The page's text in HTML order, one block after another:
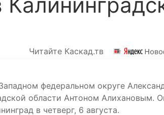
Читайте Каскад.тв
федеральном округе
области Антоном Алихановым.
в четверг, 6 августа.